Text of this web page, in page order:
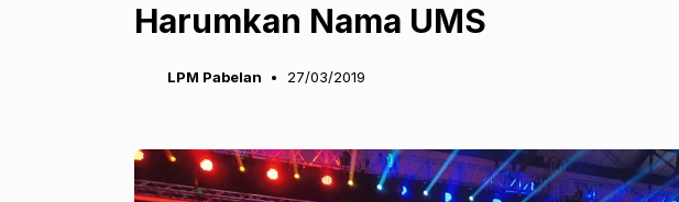
Harumkan Nama UMS
LPM Pabelan 27/03/2019